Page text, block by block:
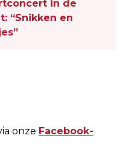
in de
“Snikken en
onze Facebook-